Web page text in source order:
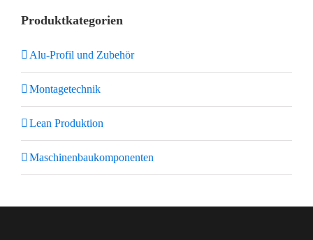
Produktkategorien
Alu-Profil und Zubehör
Montagetechnik
Lean Produktion
Maschinenbaukomponenten